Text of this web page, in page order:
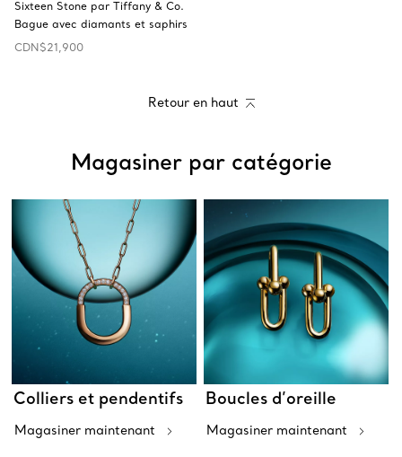
Sixteen Stone par Tiffany & Co.
Bague avec diamants et saphirs
CDN$21,900
Retour en haut
Magasiner par catégorie
Colliers et pendentifs
Magasiner maintenant
Boucles d’oreille
Magasiner maintenant